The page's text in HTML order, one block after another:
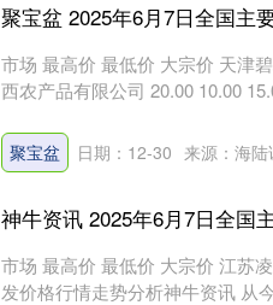
聚宝盆 2025年6月7日全国主
市场 最高价 最低价 大宗价 天津
西农产品有限公司 20.00 10.00
聚宝盆 日期：12-30 来源：海
神牛资讯 2025年6月7日全国
市场 最高价 最低价 大宗价 江苏
发价格行情走势分析神牛资讯 从